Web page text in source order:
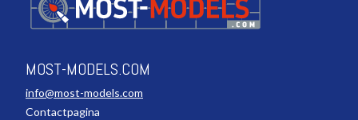
MOST-MODELS.COM
info@most-models.com
Contactpagina